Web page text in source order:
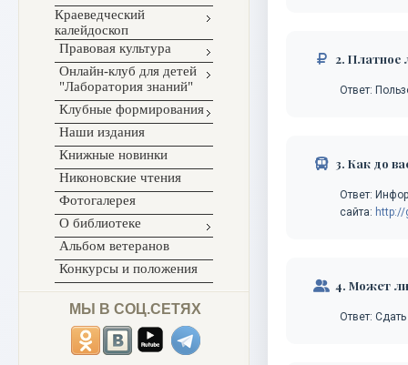
Краеведческий
калейдоскоп
Правовая культура
Онлайн-клуб для детей
"Лаборатория знаний"
Клубные формирования
Наши издания
Книжные новинки
Никоновские чтения
Фотогалерея
О библиотеке
Альбом ветеранов
Конкурсы и положения
МЫ В СОЦ.СЕТЯХ
2. Платное
Ответ:
3. Как до
Ответ:
сайта:
4. Может ли
Ответ: